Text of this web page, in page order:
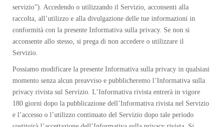
servizio”). Accedendo o utilizzando il Servizio, acconsenti alla
raccolta, all’utilizzo e alla divulgazione delle tue informazioni in
conformità con la presente Informativa sulla privacy. Se non si
acconsente allo stesso, si prega di non accedere o utilizzare il
Servizio.
Possiamo modificare la presente Informativa sulla privacy in qualsiasi
momento senza alcun preavviso e pubblicheremo l’Informativa sulla
privacy rivista sul Servizio. L’Informativa rivista entrerà in vigore
180 giorni dopo la pubblicazione dell’Informativa rivista nel Servizio
e l’accesso o l’utilizzo continuato del Servizio dopo tale periodo